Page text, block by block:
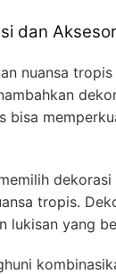
dan
nuansa
bisa
tropis.
lukisan yang